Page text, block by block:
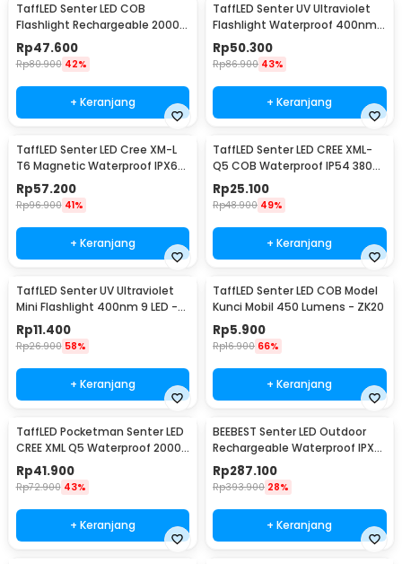
TaffLED Senter LED COB
Flashlight Rechargeable 2000
Lumens - 175A
Rp47.600
Rp80.900 42%
+ Keranjang
TaffLED Senter UV Ultraviolet
Flashlight Waterproof 400nm
51 LED - UV-51
Rp50.300
Rp86.900 43%
+ Keranjang
TaffLED Senter LED Cree XM-L
T6 Magnetic Waterproof IPX6
8000 Lumens - E17 COB
Rp57.200
Rp96.900 41%
+ Keranjang
TaffLED Senter LED CREE XML-
Q5 COB Waterproof IP54 3800
Lumens - P1
Rp25.100
Rp48.900 49%
+ Keranjang
TaffLED Senter UV Ultraviolet
Mini Flashlight 400nm 9 LED -
UV-395
Rp11.400
Rp26.900 58%
+ Keranjang
TaffLED Senter LED COB Model
Kunci Mobil 450 Lumens - ZK20
Rp5.900
Rp16.900 66%
+ Keranjang
TaffLED Pocketman Senter LED
CREE XML Q5 Waterproof 2000
Lumens - P1
Rp41.900
Rp72.900 43%
+ Keranjang
BEEBEST Senter LED Outdoor
Rechargeable Waterproof IPX6
1000 Lumens - FZ101
Rp287.100
Rp393.900 28%
+ Keranjang